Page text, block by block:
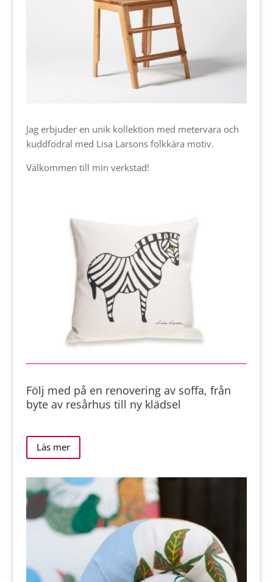
Jag erbjuder en unik kollektion med metervara och
kuddfodral med Lisa Larsons folkkära motiv.
Välkommen till min verkstad!
Följ med på en renovering av soffa, från
byte av resårhus till ny klädsel
Läs mer